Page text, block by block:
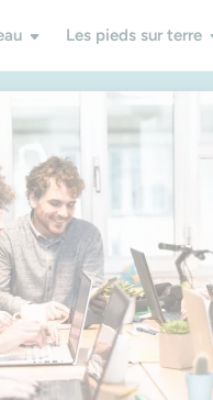
Les pieds sur terre